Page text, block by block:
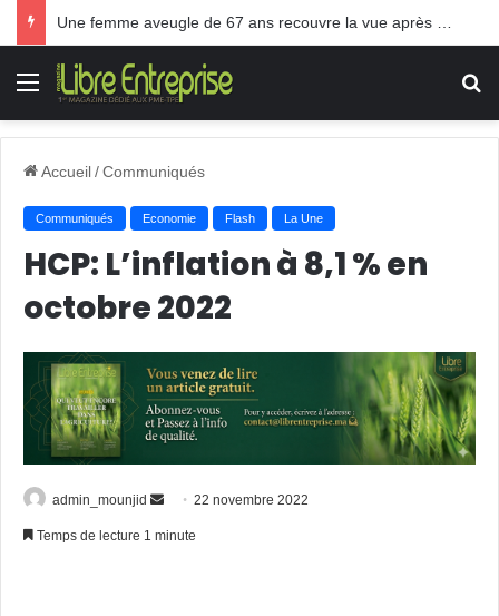
Menu
Accueil/Communiqués
Communiqués Economie Flash La Une
HCP: L’inflation à 8,1 % en
octobre 2022
admin_mounjid
Envoyer22 novembre 2022
Temps de lecture 1 minute